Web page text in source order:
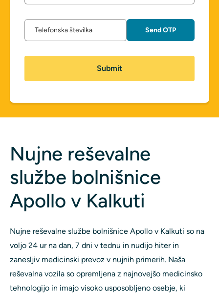
Nujne reševalne
službe bolnišnice
Apollo v Kalkuti
Nujne reševalne službe bolnišnice Apollo v Kalkuti so na
voljo 24 ur na dan, 7 dni v tednu in nudijo hiter in
zanesljiv medicinski prevoz v nujnih primerih. Naša
reševalna vozila so opremljena z najnovejšo medicinsko
tehnologijo in imajo visoko usposobljeno osebje, ki